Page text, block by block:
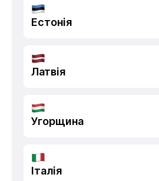
Естонія
Латвія
Угорщина
Італія